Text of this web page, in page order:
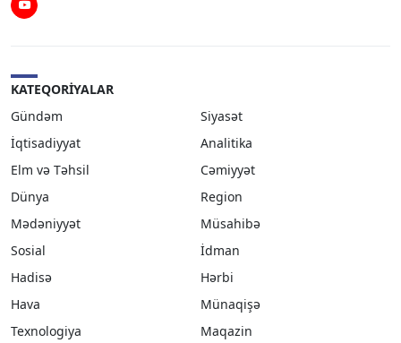
Youtube
KATEQORIYALAR
Gündəm
Siyasət
İqtisadiyyat
Analitika
Elm və Təhsil
Cəmiyyət
Dünya
Region
Mədəniyyət
Müsahibə
Sosial
İdman
Hadisə
Hərbi
Hava
Münaqişə
Texnologiya
Maqazin